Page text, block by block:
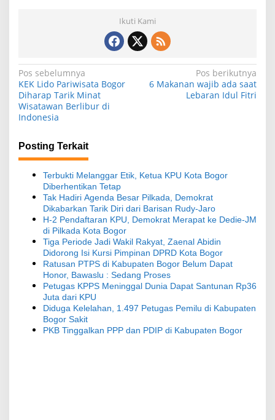
Ikuti Kami
N
a
v
g
a
Pos sebelumnya
KEK Lido Pariwisata Bogor
Diharap Tarik Minat
Wisatawan Berlibur di
Indonesia
Pos berikutnya
6 Makanan wajib ada saat
Lebaran Idul Fitri
Posting Terkait
Terbukti Melanggar Etik, Ketua KPU Kota Bogor
Diberhentikan Tetap
Tak Hadiri Agenda Besar Pilkada, Demokrat
Dikabarkan Tarik Diri dari Barisan Rudy-Jaro
H-2 Pendaftaran KPU, Demokrat Merapat ke Dedie-JM
di Pilkada Kota Bogor
Tiga Periode Jadi Wakil Rakyat, Zaenal Abidin
Didorong Isi Kursi Pimpinan DPRD Kota Bogor
Ratusan PTPS di Kabupaten Bogor Belum Dapat
Honor, Bawaslu : Sedang Proses
Petugas KPPS Meninggal Dunia Dapat Santunan Rp36
Juta dari KPU
Diduga Kelelahan, 1.497 Petugas Pemilu di Kabupaten
Bogor Sakit
PKB Tinggalkan PPP dan PDIP di Kabupaten Bogor